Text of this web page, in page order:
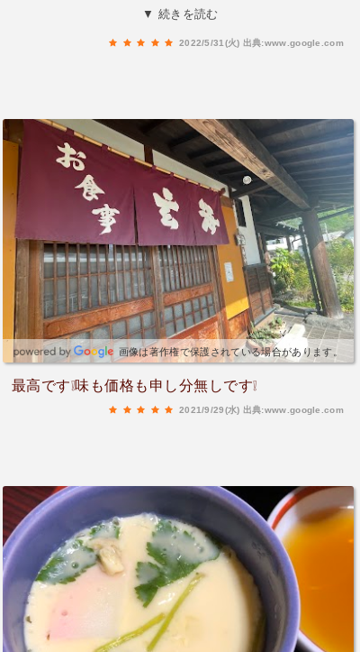
です。メニューは御前(定食)、一品物、丼物があ
で、次回は店主オススメをいただこうかと思いま
す。店主、奥様の御夫婦で営んでおり、料理は全
て手作りです。注文して、料理をいただけるまで
時間は少しかかりますが、ご容赦ください(15〜2
0分程度)店内も広く、和室(松竹梅の間)、カウンタ
ー、テーブル席があり、換気もしっかりされてま
すので、コロナ対策も十分できてますので、安心
して利用できます。
▼ 続きを読む
2022/5/31(火) 出典:www.google.com
画像は著作権で保護されている場合があります。
最高です❕味も価格も申し分無しです❕
2021/9/29(水) 出典:www.google.com